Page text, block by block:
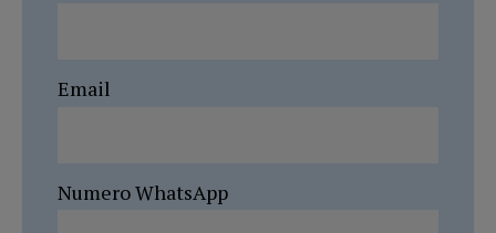
Email
Numero WhatsApp